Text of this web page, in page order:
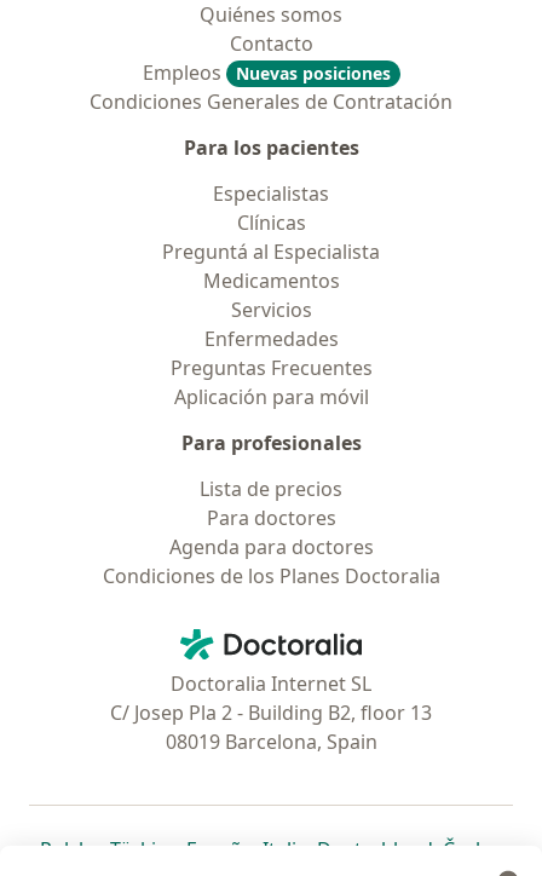
Quiénes somos
Contacto
Empleos
Nuevas posiciones
Condiciones Generales de Contratación
Para los pacientes
Especialistas
Clínicas
Preguntá al Especialista
Medicamentos
Servicios
Enfermedades
Preguntas Frecuentes
Aplicación para móvil
Para profesionales
Lista de precios
Para doctores
Agenda para doctores
Condiciones de los Planes Doctoralia
Doctoralia - Página de inicio
Doctoralia Internet SL
C/ Josep Pla 2 - Building B2, floor 13
08019 Barcelona, Spain
Polska se abre en una nueva pestaña
Türkiye se abre en una nueva pestaña
España se abre en una nueva pestaña
Italia se abre en una nueva
Deutschlandse abre en
Česko